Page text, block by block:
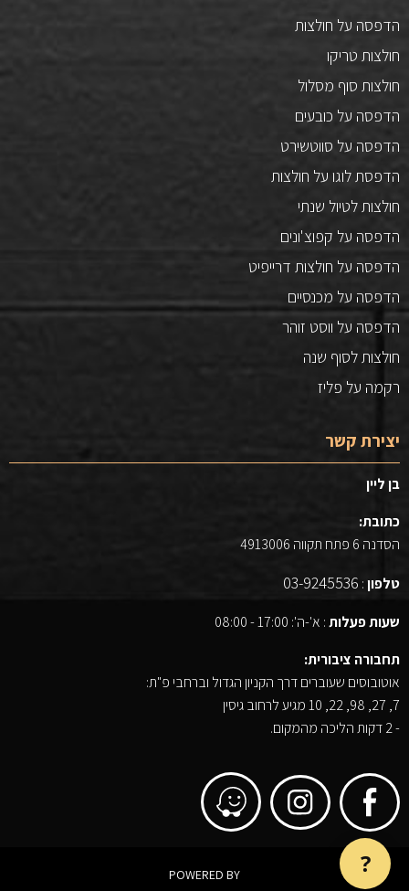
הדפסה על חולצות
חולצות טריקו
חולצות סוף מסלול
הדפסה על כובעים
הדפסה על סווטשירט
הדפסת לוגו על חולצות
חולצות לטיול שנתי
הדפסה על קפוצ'ונים
הדפסה על חולצות דרייפיט
הדפסה על מכנסיים
הדפסה על ווסט זוהר
חולצות לסוף שנה
רקמה על פליז
יצירת קשר
בן ליין
כתובת:
הסדנה 6 פתח תקווה 4913006
טלפון:
03-9245536
שעות פעלות: א'-ה': 17:00 - 08:00
תחבורה ציבורית:
אוטובוסים שעוברים דרך הקניון הגדול וברחבי פ"ת:
7, 27, 98, 22, 10 מגיע לרחוב גיסין
- 2 דקות הליכה מהמקום.
POWERED BY ?